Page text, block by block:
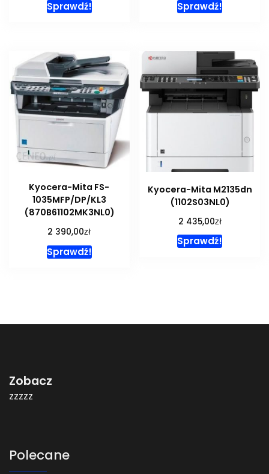
Sprawdź! Sprawdź!
Kyocera-Mita FS-
1035MFP/DP/KL3
(870B61102MK3NL0)
2 390,00zł
Sprawdź!
Kyocera-Mita M2135dn
(1102S03NL0)
2 435,00zł
Sprawdź!
Zobacz
zzzzz
Polecane